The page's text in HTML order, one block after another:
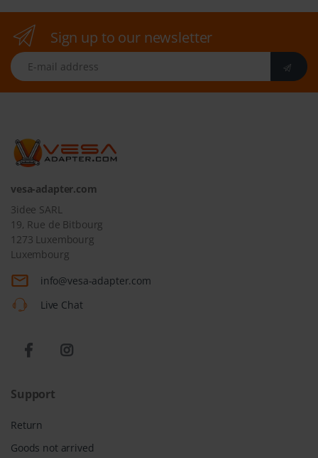
Sign up to our newsletter
E-mail address
vesa-adapter.com
3idee SARL
19, Rue de Bitbourg
1273 Luxembourg
Luxembourg
info@vesa-adapter.com
Live Chat
Support
Return
Goods not arrived